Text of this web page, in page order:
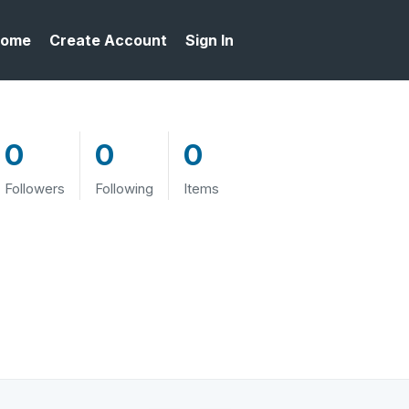
Create Account Sign In
0
Followers
0
Following
0
Items